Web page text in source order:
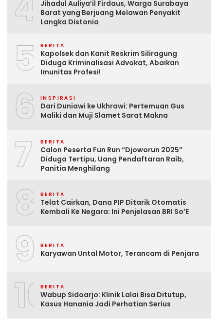
Jihadul Auliya’il Firdaus, Warga Surabaya
Barat yang Berjuang Melawan Penyakit
Langka Distonia
5 BERITA
Kapolsek dan Kanit Reskrim Siliragung
Diduga Kriminalisasi Advokat, Abaikan
Imunitas Profesi!
6 INSPIRASI
Dari Duniawi ke Ukhrawi: Pertemuan Gus
Maliki dan Muji Slamet Sarat Makna
7 BERITA
Calon Peserta Fun Run “Djoworun 2025”
Diduga Tertipu, Uang Pendaftaran Raib,
Panitia Menghilang
8 BERITA
Telat Cairkan, Dana PIP Ditarik Otomatis
Kembali Ke Negara: Ini Penjelasan BRI So’E
9 BERITA
Karyawan Untal Motor, Terancam di Penjara
10BERITA
Wabup Sidoarjo: Klinik Lalai Bisa Ditutup,
Kasus Hanania Jadi Perhatian Serius